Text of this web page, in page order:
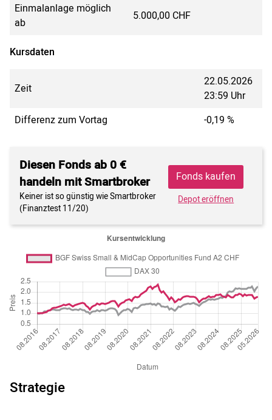
Einmalanlage möglich
ab
5.000,00 CHF
Kursdaten
Zeit
22.05.2026
23:59 Uhr
Differenz zum Vortag
-0,19 %
Diesen Fonds ab 0 €
handeln mit Smartbroker
Keiner ist so günstig wie Smartbroker
(Finanztest 11/20)
Fonds kaufen
Depot eröffnen
Strategie